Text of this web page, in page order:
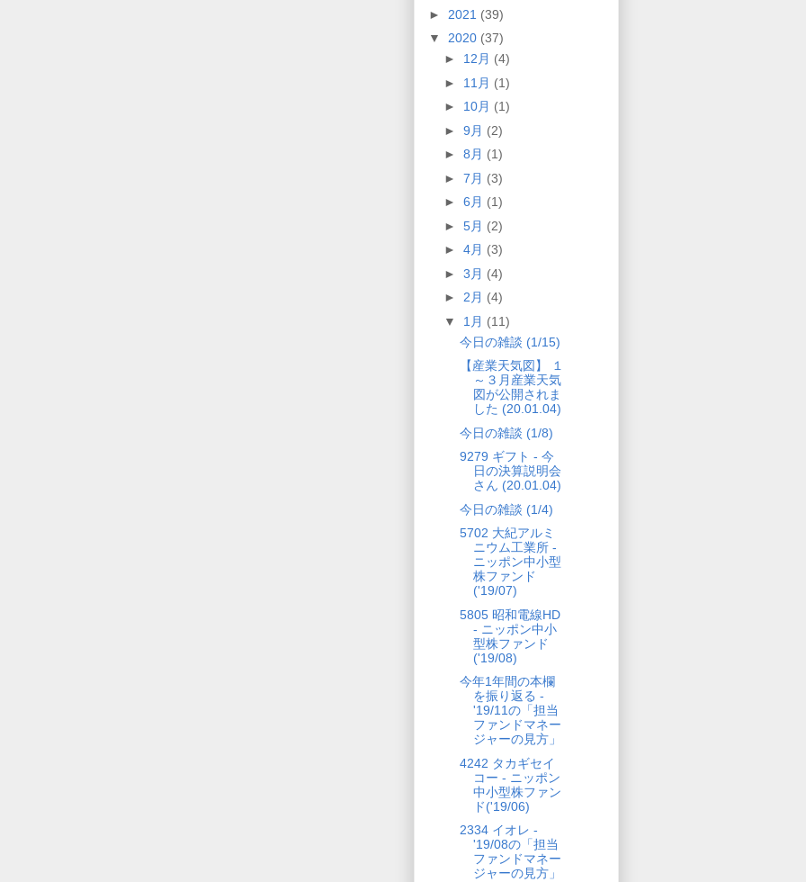
► 2021 (39)
▼ 2020 (37)
► 12月 (4)
► 11月 (1)
► 10月 (1)
► 9月 (2)
► 8月 (1)
► 7月 (3)
► 6月 (1)
► 5月 (2)
► 4月 (3)
► 3月 (4)
► 2月 (4)
▼ 1月 (11)
今日の雑談 (1/15)
【産業天気図】 １
～３月産業天気
図が公開されま
した (20.01.04)
今日の雑談 (1/8)
9279 ギフト - 今
日の決算説明会
さん (20.01.04)
今日の雑談 (1/4)
5702 大紀アルミ
ニウム工業所 -
ニッポン中小型
株ファンド
('19/07)
5805 昭和電線HD
- ニッポン中小
型株ファンド
('19/08)
今年1年間の本欄
を振り返る -
'19/11の「担当
ファンドマネー
ジャーの見方」
4242 タカギセイ
コー - ニッポン
中小型株ファン
ド('19/06)
2334 イオレ -
'19/08の「担当
ファンドマネー
ジャーの見方」